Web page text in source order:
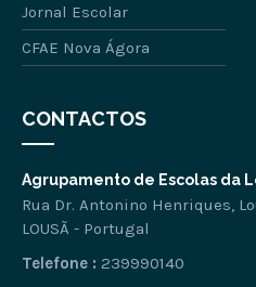
Jornal Escolar
CFAE Nova Ágora
CONTACTOS
Agrupamento de Escolas da
Rua Dr. Antonino Henriques,
LOUSÃ - Portugal
Telefone : 239990140